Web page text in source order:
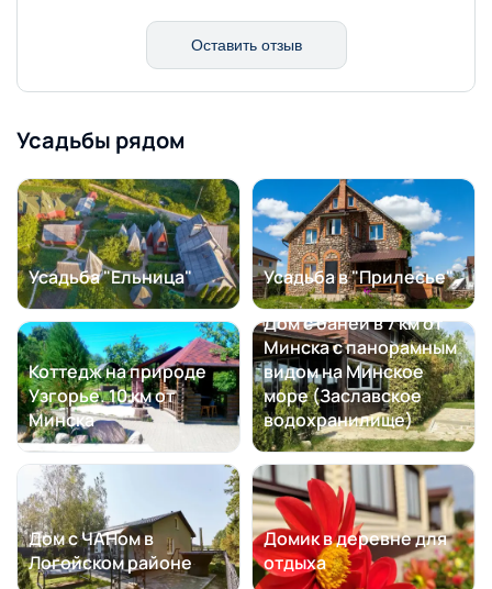
Оставить отзыв
Усадьбы рядом
Усадьба "Ельница" Усадьба в "Прилесье"
Коттедж на природе
Узгорье. 10 км от
Минска
Дом с баней в 7 км от
Минска с панорамным
видом на Минское
море (Заславское
водохранилище)
Дом с ЧАНом в
Логойском районе
Домик в деревне для
отдыха